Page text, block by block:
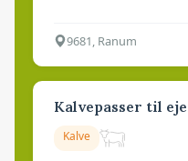
9681, Ranum
Kalvepasser til
Kalve